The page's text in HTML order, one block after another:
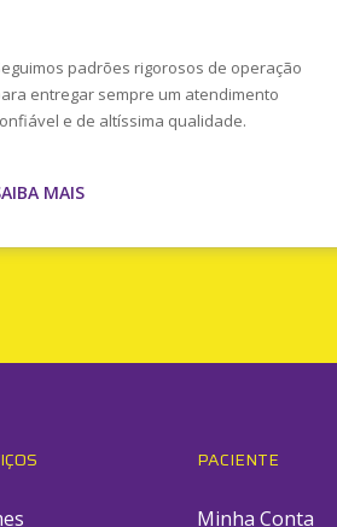
padrões rigorosos de operação
entregar sempre um atendimento
e de altíssima qualidade.
MAIS
PACIENTE
Minha Conta